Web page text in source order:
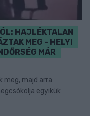
HAJLÉKTALAN
MEG - HELYI
MÁR
meg, majd arra
egyikük